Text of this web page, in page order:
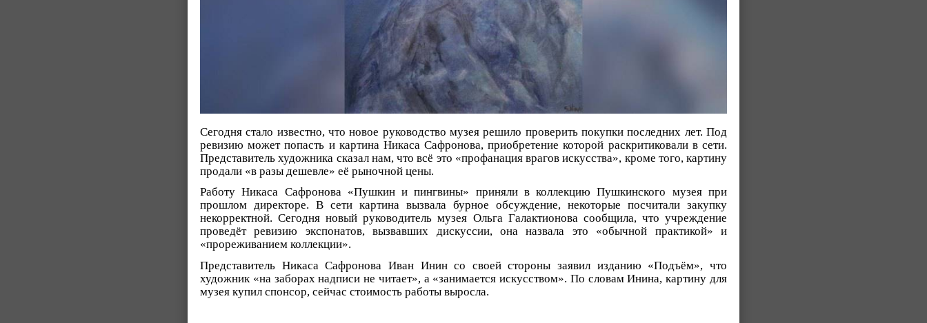
Сегодня стало известно, что новое руководство музея решило проверить покупки последних лет. Под
ревизию может попасть и картина Никаса Сафронова, приобретение которой раскритиковали в сети.
Представитель художника сказал нам, что всё это «профанация врагов искусства», кроме того, картину
продали «в разы дешевле» её рыночной цены.
Работу Никаса Сафронова «Пушкин и пингвины» приняли в коллекцию Пушкинского музея при
прошлом директоре. В сети картина вызвала бурное обсуждение, некоторые посчитали закупку
некорректной. Сегодня новый руководитель музея Ольга Галактионова сообщила, что учреждение
проведёт ревизию экспонатов, вызвавших дискуссии, она назвала это «обычной практикой» и
«прореживанием коллекции».
Представитель Никаса Сафронова Иван Инин со своей стороны заявил изданию «Подъём», что
художник «на заборах надписи не читает», а «занимается искусством». По словам Инина, картину для
музея купил спонсор, сейчас стоимость работы выросла.